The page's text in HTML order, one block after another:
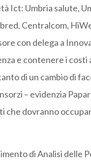
Ict: Umbria salute,
Centralcom,
con delega a
e contenere i costi
di un cambio di
– evidenzia
che dovranno
di Analisi delle